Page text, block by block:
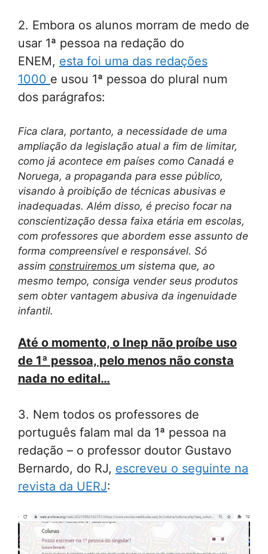
2. Embora os alunos morram de medo de
usar 1ª pessoa na redação do
ENEM, esta foi uma das redações
1000 e usou 1ª pessoa do plural num
dos parágrafos:
Fica clara, portanto, a necessidade de uma
ampliação da legislação atual a fim de limitar,
como já acontece em países como Canadá e
Noruega, a propaganda para esse público,
visando à proibição de técnicas abusivas e
inadequadas. Além disso, é preciso focar na
conscientização dessa faixa etária em escolas,
com professores que abordem esse assunto de
forma compreensível e responsável. Só
assim construiremos um sistema que, ao
mesmo tempo, consiga vender seus produtos
sem obter vantagem abusiva da ingenuidade
infantil.
Até o momento, o Inep não proíbe uso
de 1ª pessoa, pelo menos não consta
nada no edital…
3. Nem todos os professores de
português falam mal da 1ª pessoa na
redação – o professor doutor Gustavo
Bernardo, do RJ, escreveu o seguinte na
revista da UERJ: